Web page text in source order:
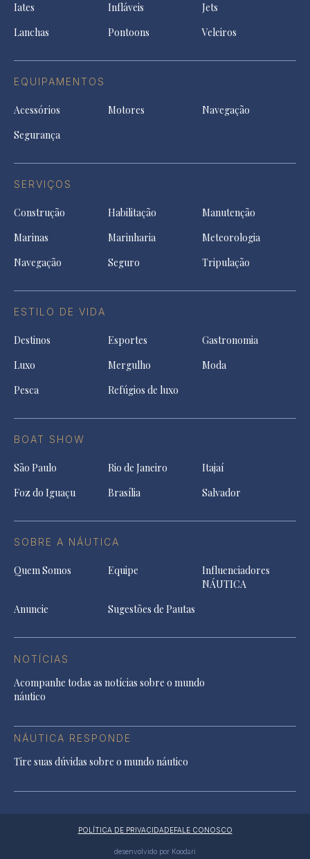
Iates Infláveis
Jets
Lanchas
Pontoons Veleiros
EQUIPAMENTOS
Acessórios Motores
Navegação
Segurança
SERVIÇOS
Construção Habilitação
Manutenção
Marinas
Marinharia
Meteorologia
Navegação
Seguro Tripulação
ESTILO DE VIDA
Destinos Esportes
Gastronomia
Luxo
Mergulho
Moda
Pesca
Refúgios de luxo
BOAT SHOW
São Paulo Rio de Janeiro
Itajaí
Foz do Iguaçu
Brasília Salvador
SOBRE A NÁUTICA
Quem Somos Equipe
Influenciadores
NÁUTICA
Anuncie
Sugestões de Pautas
NOTÍCIAS
Acompanhe todas as notícias sobre o mundo
náutico
NÁUTICA RESPONDE
Tire suas dúvidas sobre o mundo náutico
POLÍTICA DE PRIVACIDADEFALE CONOSCO
desenvolvido por Koodari